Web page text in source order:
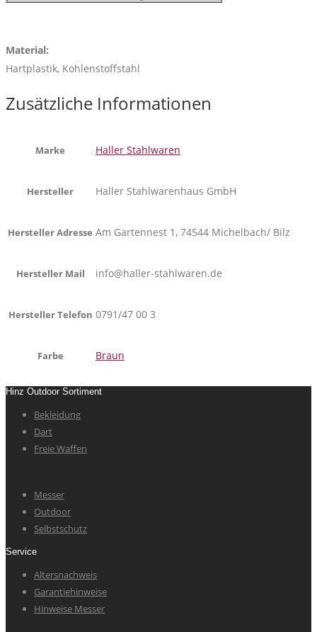
Material:
Hartplastik, Kohlenstoffstahl
Zusätzliche Informationen
Marke Haller Stahlwaren
Hersteller Haller Stahlwarenhaus GmbH
Hersteller Adresse Am Gartennest 1, 74544 Michelbach/ Bilz
Hersteller Mail info@haller-stahlwaren.de
Hersteller Telefon 0791/47 00 3
Farbe Braun
Hinz Outdoor Sortiment
Bekleidung
Dart
Freie Waffen
Messer
Outdoor
Selbstschutz
Service
Altersnachweis
Garantiehinweise
Hinweise Messer